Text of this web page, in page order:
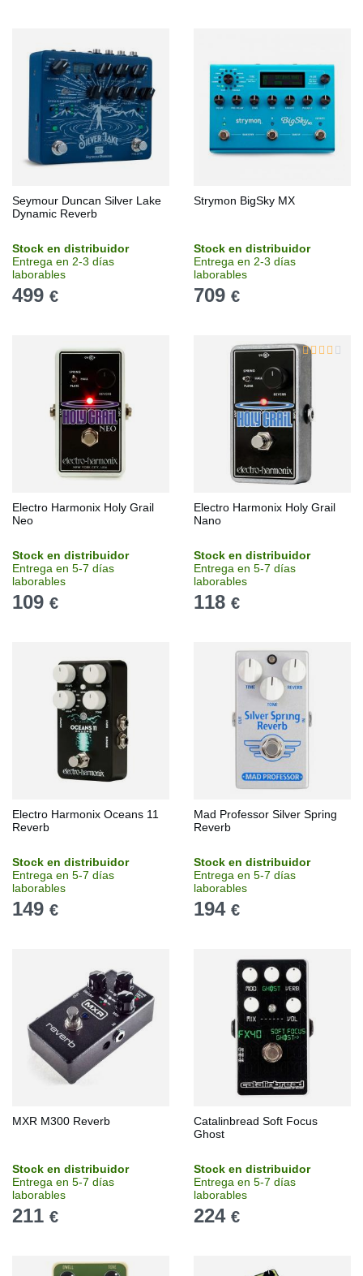
Seymour Duncan Silver Lake
Dynamic Reverb
Stock en distribuidor
Entrega en 2-3 días
laborables
499 €
Strymon BigSky MX
Stock en distribuidor
Entrega en 2-3 días
laborables
709 €
Electro Harmonix Holy Grail
Neo
Stock en distribuidor
Entrega en 5-7 días
laborables
109 €
Electro Harmonix Holy Grail
Nano
Stock en distribuidor
Entrega en 5-7 días
laborables
118 €
Electro Harmonix Oceans 11
Reverb
Stock en distribuidor
Entrega en 5-7 días
laborables
149 €
Mad Professor Silver Spring
Reverb
Stock en distribuidor
Entrega en 5-7 días
laborables
194 €
MXR M300 Reverb
Stock en distribuidor
Entrega en 5-7 días
laborables
211 €
Catalinbread Soft Focus
Ghost
Stock en distribuidor
Entrega en 5-7 días
laborables
224 €